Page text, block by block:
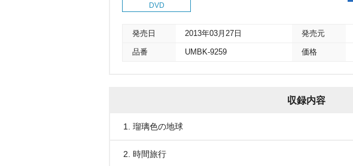
DVD
発売日 2013年03月27日 発売元
品番 UMBK-9259 価格
収録内容
1. 瑠璃色の地球
2. 時間旅行